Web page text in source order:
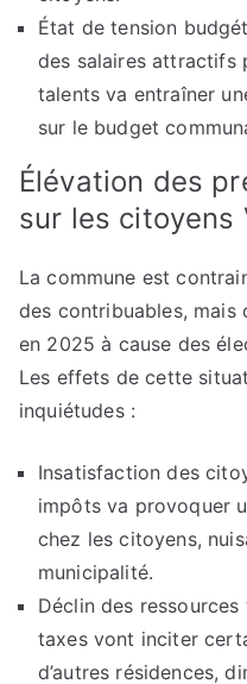
État de tension
des salaires attractifs
talents va entraîner
sur le budget
Élévation des
sur les citoyens
La commune est
des contribuables,
en 2025 à cause des
Les effets de cette
inquiétudes :
Insatisfaction des
impôts va provoquer
chez les citoyens,
municipalité.
Déclin des
taxes vont inciter
d’autres résidences,